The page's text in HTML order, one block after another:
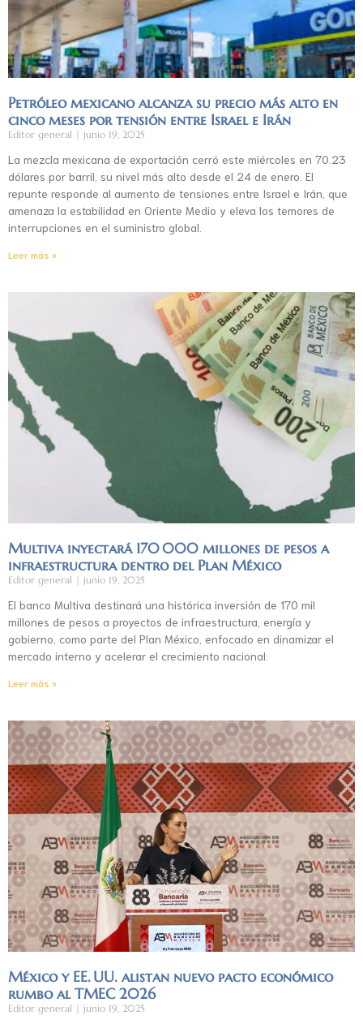
Petróleo mexicano alcanza su precio más alto en
cinco meses por tensión entre Israel e Irán
Editor general junio 19, 2025
La mezcla mexicana de exportación cerró este miércoles en 70.23
dólares por barril, su nivel más alto desde el 24 de enero. El
repunte responde al aumento de tensiones entre Israel e Irán, que
amenaza la estabilidad en Oriente Medio y eleva los temores de
interrupciones en el suministro global.
Leer más »
Multiva inyectará 170 000 millones de pesos a
infraestructura dentro del Plan México
Editor general junio 19, 2025
El banco Multiva destinará una histórica inversión de 170 mil
millones de pesos a proyectos de infraestructura, energía y
gobierno, como parte del Plan México, enfocado en dinamizar el
mercado interno y acelerar el crecimiento nacional.
Leer más »
México y EE. UU. alistan nuevo pacto económico
rumbo al TMEC 2026
Editor general junio 19, 2025